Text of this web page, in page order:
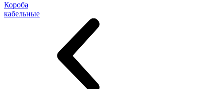
Короба
кабельные